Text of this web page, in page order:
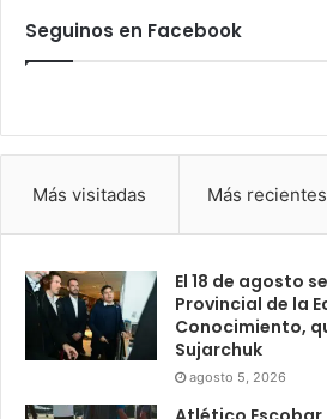
Seguinos en Facebook
Más visitadas Más recientes
El 18 de agosto
Provincial de la
Conocimiento,
Sujarchuk
agosto 5, 2026